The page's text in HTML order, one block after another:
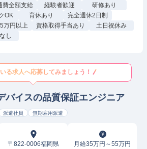
費全額支給 経験者歓迎
研修あり
OK 育休あり
完全週休2日制
万円以上 資格取得手当あり
土日祝休み
し
る求人へ応募してみましょう！
バイスの品質保証エンジニア
派遣社員 無期雇用派遣
〒822-0006福岡県
月給35万円～55万円